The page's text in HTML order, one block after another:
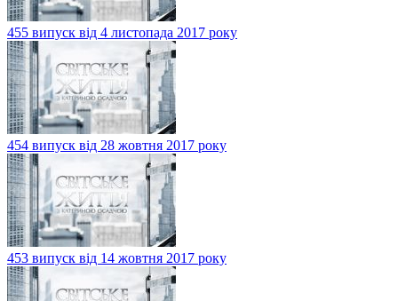
455 випуск від 4 листопада 2017 року
454 випуск від 28 жовтня 2017 року
453 випуск від 14 жовтня 2017 року